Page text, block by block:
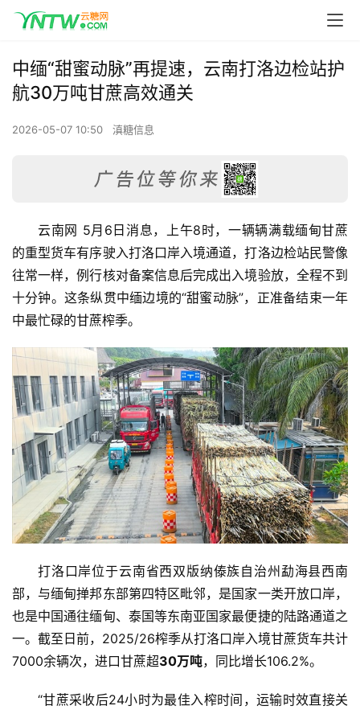
中缅“甜蜜动脉”再提速，云南打洛边检站护
航30万吨甘蔗高效通关
2026-05-07 10:50 滇糖信息
云南网 5月6日消息，上午8时，一辆辆满载缅甸甘蔗
的重型货车有序驶入打洛口岸入境通道，打洛边检站民警像
往常一样，例行核对备案信息后完成出入境验放，全程不到
十分钟。这条纵贯中缅边境的“甜蜜动脉”，正准备结束一年
中最忙碌的甘蔗榨季。
打洛口岸位于云南省西双版纳傣族自治州勐海县西南
部，与缅甸掸邦东部第四特区毗邻，是国家一类开放口岸，
也是中国通往缅甸、泰国等东南亚国家最便捷的陆路通道之
一。截至日前，2025/26榨季从打洛口岸入境甘蔗货车共计
7000余辆次，进口甘蔗超30万吨，同比增长106.2%。
“甘蔗采收后24小时为最佳入榨时间，运输时效直接关